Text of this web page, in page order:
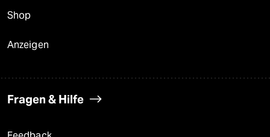
Shop
Anzeigen
Fragen & Hilfe